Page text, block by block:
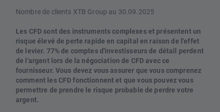
Nombre de clients XTB Group au 30.09.2025
Les CFD sont des instruments complexes et présentent un
risque élevé de perte rapide en capital en raison de l'effet
de levier. 77% de comptes d'investisseurs de détail perdent
de l'argent lors de la négociation de CFD avec ce
fournisseur. Vous devez vous assurer que vous comprenez
comment les CFD fonctionnent et que vous pouvez vous
permettre de prendre le risque probable de perdre votre
argent.